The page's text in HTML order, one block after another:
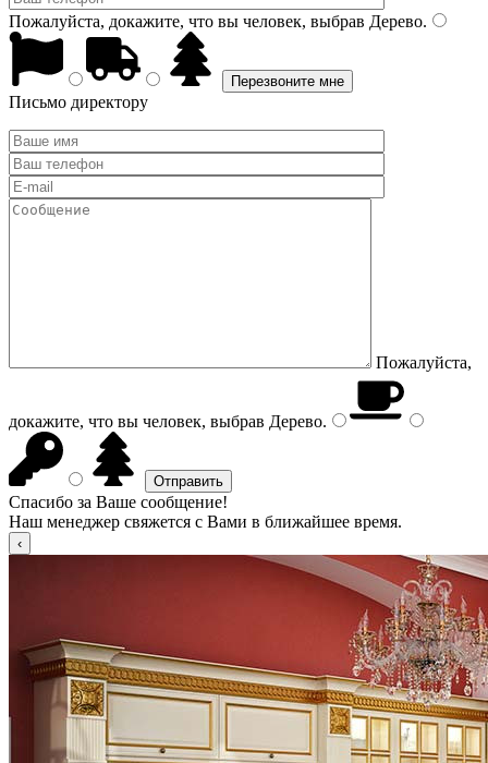
Пожалуйста, докажите, что вы человек, выбрав Дерево.
Письмо директору
Пожалуйста,
докажите, что вы человек, выбрав Дерево.
Спасибо за Ваше сообщение!
Наш менеджер свяжется с Вами в ближайшее время.